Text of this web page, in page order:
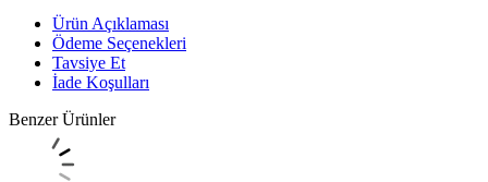
Ürün Açıklaması
Ödeme Seçenekleri
Tavsiye Et
İade Koşulları
Benzer Ürünler